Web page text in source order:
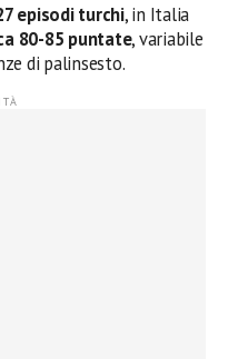
episodi turchi, in Italia
80-85 puntate, variabile
di palinsesto.